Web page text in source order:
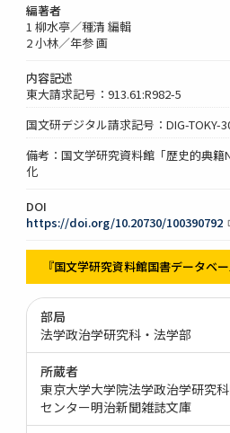
編著者
1 柳水亭／種清 編輯
2 小林／年参 画
内容記述
東大請求記号：913.61:R982-5
国文研デジタル請求記号：DIG-TOKY-
備考：国文学研究資料館「歴史的典籍
化
DOI
https://doi.org/10.20730/100390792
『国文学研究資料館国書データベ
部局
法学政治学研究科・法学部
所蔵者
東京大学大学院法学政治学研究
センター明治新聞雑誌文庫